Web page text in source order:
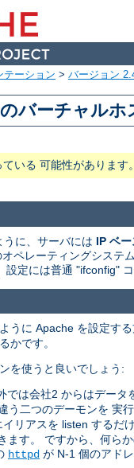
テーション > バージョン
バーチャルホ
いる 可能性がありま
うに、サーバには IP ベ
ペレーティングシステ
定には普通 "ifconfig"
うに Apache を設定す
かです。
を使うと良いでしょう:
では会社2 からはデー
う二つのデーモンを 実
リアスを listen するだ
ます。 ですから、何ら
httpd が N-1 個のアド